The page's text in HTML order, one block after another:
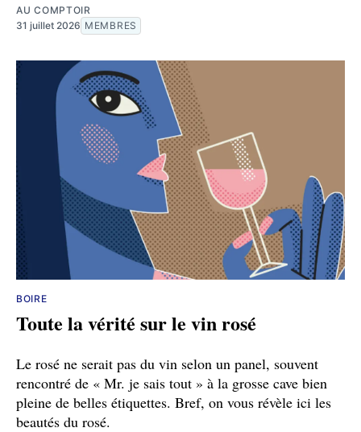
AU COMPTOIR
31 juillet 2026 MEMBRES
BOIRE
Toute la vérité sur le vin rosé
Le rosé ne serait pas du vin selon un panel, souvent
rencontré de « Mr. je sais tout » à la grosse cave bien
pleine de belles étiquettes. Bref, on vous révèle ici les
beautés du rosé.